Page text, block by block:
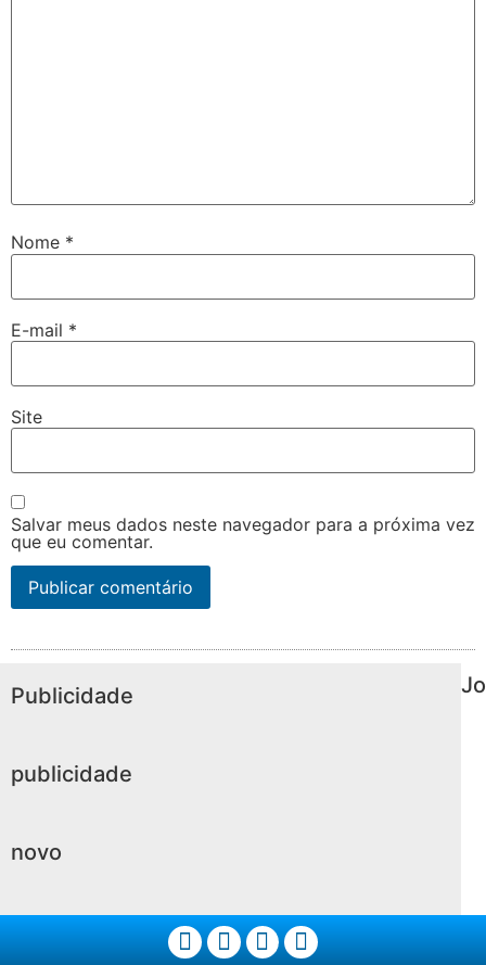
Nome *
E-mail *
Site
Salvar meus dados neste navegador para a próxima vez
que eu comentar.
Publicidade
publicidade
novo
Jo